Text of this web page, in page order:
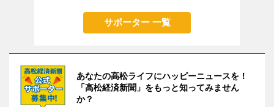
サポーター 一覧
あなたの高松ライフにハッピーニュースを！
「高松経済新聞」をもっと知ってみません
か？